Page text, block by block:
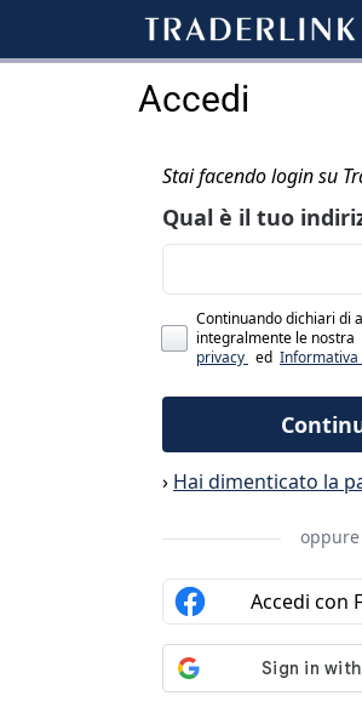
Accedi